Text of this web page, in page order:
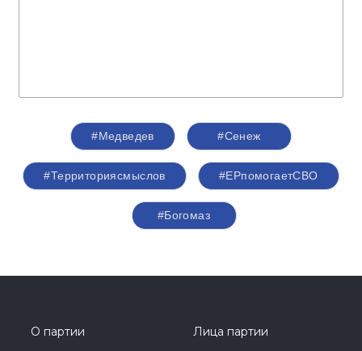
#Медведев #Сенеж
#Территориясмыслов #ЕРпомогаетСВО
#Богомаз
О партии
Лица партии